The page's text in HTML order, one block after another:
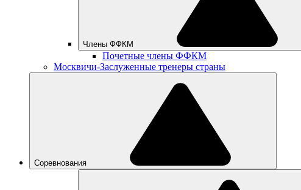
Члены ФФКМ
Почетные члены ФФКМ
Москвичи-Заслуженные тренеры страны
Соревнования